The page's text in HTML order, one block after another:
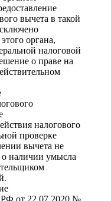
вычета в такой
органа,
налоговой
о праве на
налогового
проверке
вычета не
о наличии умысла
РФ от 22.07.2020 №